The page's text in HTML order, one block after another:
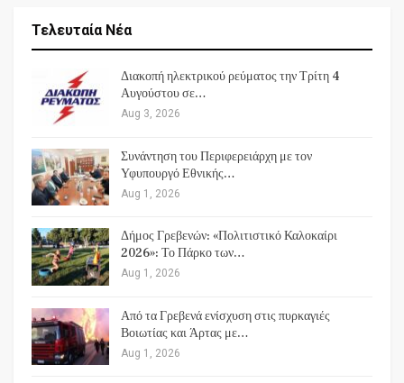
Τελευταία Νέα
Διακοπή ηλεκτρικού ρεύματος την Τρίτη 4
Αυγούστου σε…
Aug 3, 2026
Συνάντηση του Περιφερειάρχη με τον
Υφυπουργό Εθνικής…
Aug 1, 2026
Δήμος Γρεβενών: «Πολιτιστικό Καλοκαίρι
2026»: Το Πάρκο των…
Aug 1, 2026
Από τα Γρεβενά ενίσχυση στις πυρκαγιές
Βοιωτίας και Άρτας με…
Aug 1, 2026